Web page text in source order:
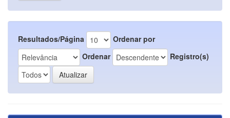
Resultados/Página
Ordenar por
Ordenar
Registro(s)